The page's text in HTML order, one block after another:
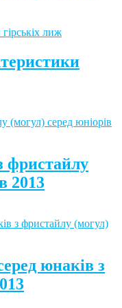
фристайлу
2013
юнаків з